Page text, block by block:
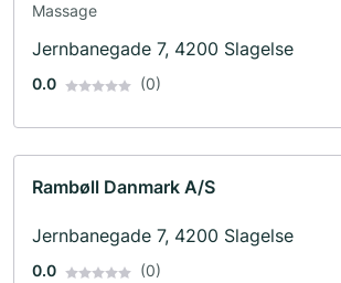
Massage
Jernbanegade 7, 4200 Slagelse
0.0 (0)
Rambøll Danmark A/S
Jernbanegade 7, 4200 Slagelse
0.0 (0)